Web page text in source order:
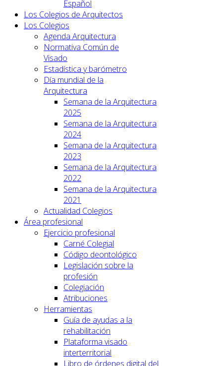
Español
Los Colegios de Arquitectos
Los Colegios
Agenda Arquitectura
Normativa Común de
Visado
Estadística y barómetro
Día mundial de la
Arquitectura
Semana de la Arquitectura
2025
Semana de la Arquitectura
2024
Semana de la Arquitectura
2023
Semana de la Arquitectura
2022
Semana de la Arquitectura
2021
Actualidad Colegios
Área profesional
Ejercicio profesional
Carné Colegial
Código deontológico
Legislación sobre la
profesión
Colegiación
Atribuciones
Herramientas
Guía de ayudas a la
rehabilitación
Plataforma visado
interterritorial
Libro de órdenes digital del